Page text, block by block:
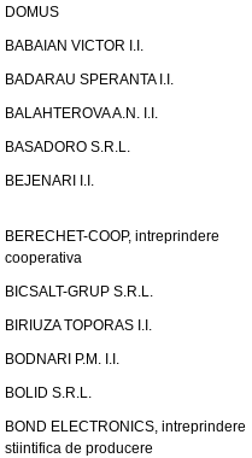
DOMUS
BABAIAN VICTOR I.I.
BADARAU SPERANTA I.I.
BALAHTEROVA A.N. I.I.
BASADORO S.R.L.
BEJENARI I.I.
BERECHET-COOP, intreprindere
cooperativa
BICSALT-GRUP S.R.L.
BIRIUZA TOPORAS I.I.
BODNARI P.M. I.I.
BOLID S.R.L.
BOND ELECTRONICS, intreprindere
stiintifica de producere